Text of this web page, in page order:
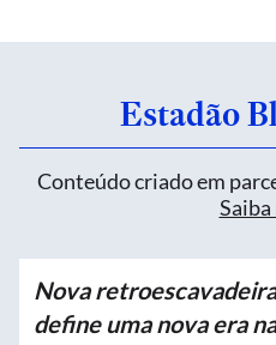
Estadão
Conteúdo criado em
Saiba
Nova
define uma nova era